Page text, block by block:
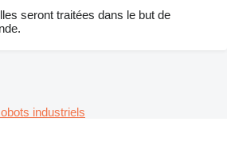
seront traitées dans le but de
industriels